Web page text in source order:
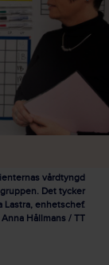
vårdtyngd
Det tycker
Lastra, enhetschef.
Hållmans / TT